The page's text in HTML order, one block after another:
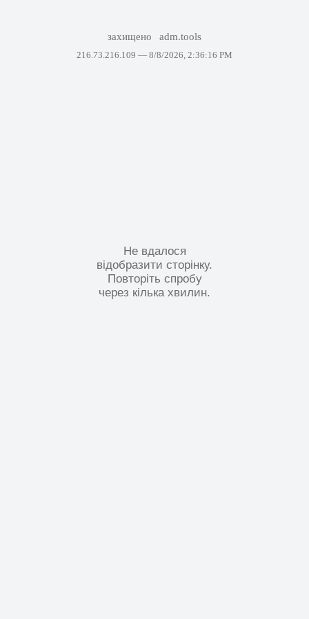
захищено adm.tools
216.73.216.109 — 8/8/2026, 2:36:16 PM
Не вдалося
відобразити сторінку.
Повторіть спробу
через кілька хвилин.